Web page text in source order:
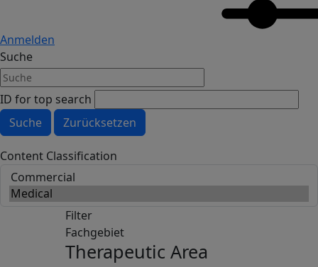
Anmelden
Suche
ID for top search
Content Classification
Filter
Fachgebiet
Therapeutic Area